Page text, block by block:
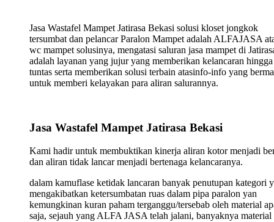
Jasa Wastafel Mampet Jatirasa Bekasi solusi kloset jongkok
tersumbat dan pelancar Paralon Mampet adalah ALFAJASA
wc mampet solusinya, mengatasi saluran jasa mampet di
adalah layanan yang jujur yang memberikan kelancaran hingga
tuntas serta memberikan solusi terbain atasinfo-info yang
untuk memberi kelayakan para aliran salurannya.
Jasa Wastafel Mampet Jatirasa Bekasi
Kami hadir untuk membuktikan kinerja aliran kotor menjadi
dan aliran tidak lancar menjadi bertenaga kelancaranya.
dalam kamuflase ketidak lancaran banyak penutupan kategori
mengakibatkan ketersumbatan ruas dalam pipa paralon yan
kemungkinan kuran paham terganggu/tersebab oleh material
saja, sejauh yang ALFA JASA telah jalani, banyaknya material